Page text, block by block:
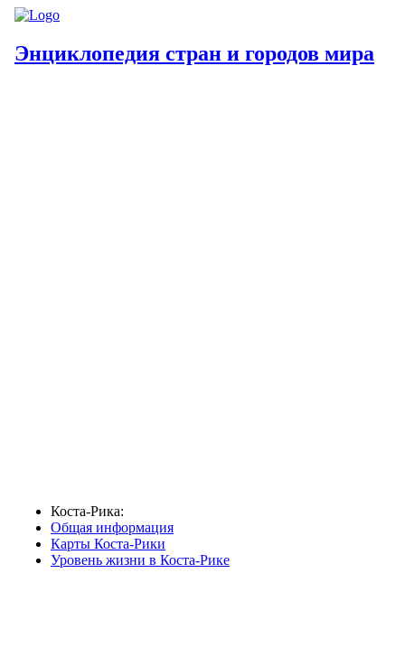
Энциклопедия стран и городов мира
Коста-Рика:
Общая информация
Карты Коста-Рики
Уровень жизни в Коста-Рике